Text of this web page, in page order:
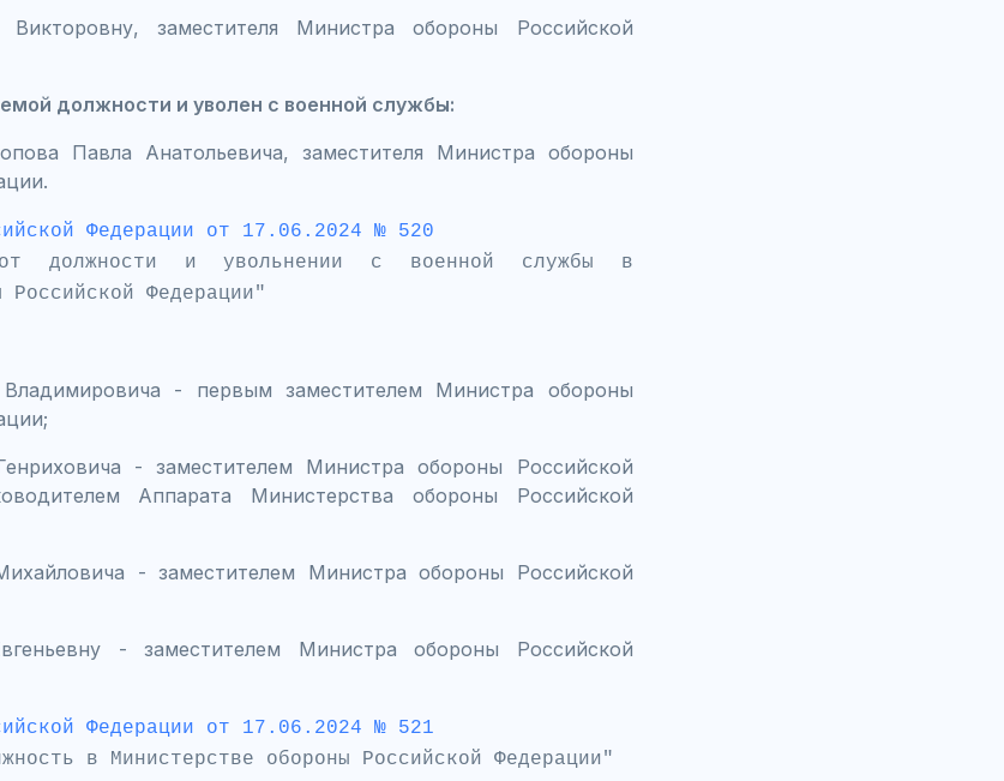
заместителя Министра обороны Российской
должности и уволен с военной службы:
Павла Анатольевича, заместителя Министра обороны
Федерации от 17.06.2024 № 520
должности и увольнении с военной службы в
Российской Федерации"
- первым заместителем Министра обороны
- заместителем Министра обороны Российской
Аппарата Министерства обороны Российской
- заместителем Министра обороны Российской
- заместителем Министра обороны Российской
Федерации от 17.06.2024 № 521
в Министерстве обороны Российской Федерации"